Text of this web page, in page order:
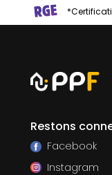
Restons
Facebook
Instagram